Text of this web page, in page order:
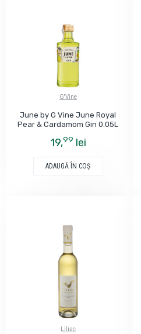
G'Vine
June by G Vine June Royal
Pear & Cardamom Gin 0.05L
19,99 lei
ADAUGĂ ÎN COŞ
Liliac